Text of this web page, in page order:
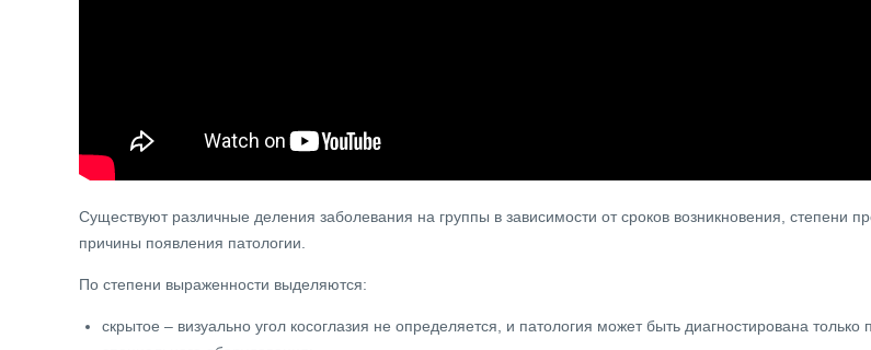
Существуют различные деления заболевания на группы в зависимости от сроков возникновения, степени
причины появления патологии.
По степени выраженности выделяются:
скрытое – визуально угол косоглазия не определяется, и патология может быть диагностирована